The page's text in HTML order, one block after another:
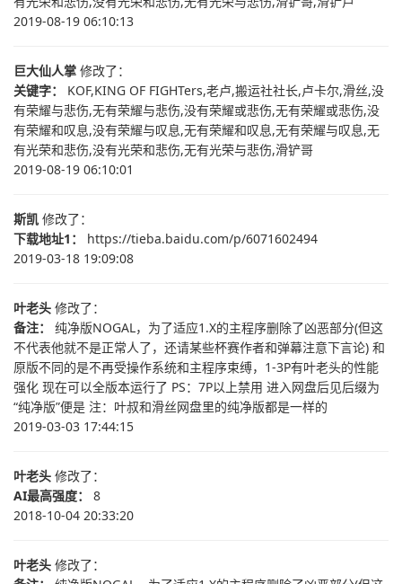
2019-08-19 06:10:13
巨大仙人掌 修改了：
关键字： KOF,KING OF FIGHTers,老卢,搬运社社长,卢卡尔,滑丝,没
有荣耀与悲伤,无有荣耀与悲伤,没有荣耀或悲伤,无有荣耀或悲伤,没
有荣耀和叹息,没有荣耀与叹息,无有荣耀和叹息,无有荣耀与叹息,无
有光荣和悲伤,没有光荣和悲伤,无有光荣与悲伤,滑铲哥
2019-08-19 06:10:01
斯凯 修改了：
下载地址1： https://tieba.baidu.com/p/6071602494
2019-03-18 19:09:08
叶老头 修改了：
备注： 纯净版NOGAL，为了适应1.X的主程序删除了凶恶部分(但这
不代表他就不是正常人了，还请某些杯赛作者和弹幕注意下言论) 和
原版不同的是不再受操作系统和主程序束缚，1-3P有叶老头的性能
强化 现在可以全版本运行了 PS：7P以上禁用 进入网盘后见后缀为
“纯净版”便是 注：叶叔和滑丝网盘里的纯净版都是一样的
2019-03-03 17:44:15
叶老头 修改了：
AI最高强度： 8
2018-10-04 20:33:20
叶老头 修改了：